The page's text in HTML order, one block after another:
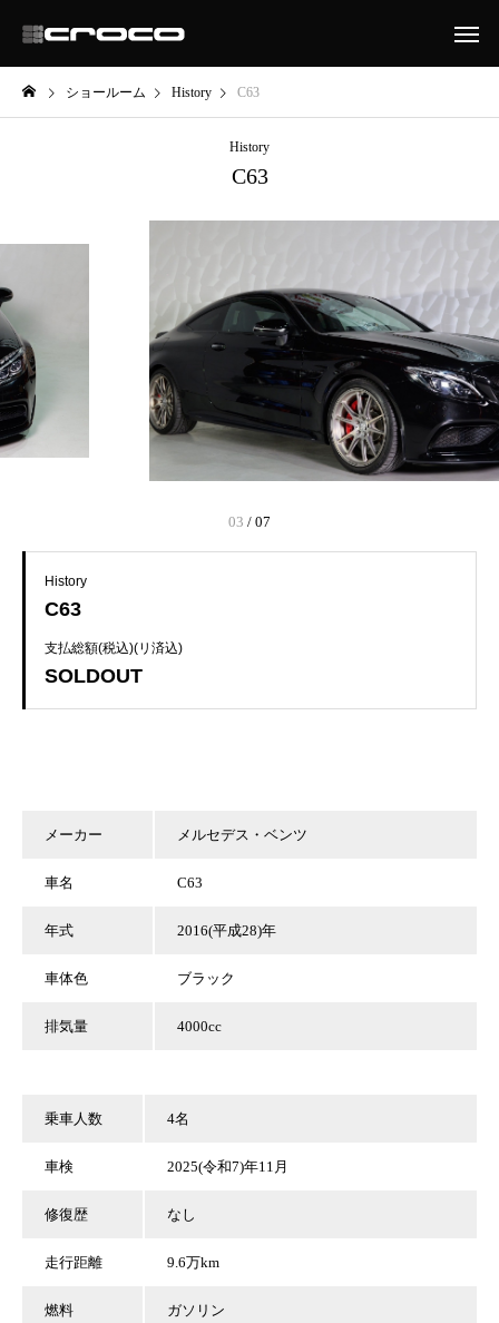
ショールーム History C63
History
C63
03 / 07
History
C63
支払総額(税込)(リ済込)
SOLDOUT
メーカー メルセデス・ベンツ
車名 C63
年式 2016(平成28)年
車体色 ブラック
排気量 4000cc
乗車人数 4名
車検 2025(令和7)年11月
修復歴 なし
走行距離 9.6万km
燃料 ガソリン